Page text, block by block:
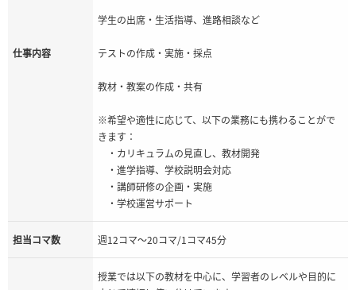
仕事内容
学生の出席・生活指導、進路相談など
テストの作成・実施・採点
教材・教案の作成・共有
※希望や適性に応じて、以下の業務にも携わることがで
きます：
・カリキュラムの見直し、教材開発
・進学指導、学校説明会対応
・講師研修の企画・実施
・学校運営サポート
担当コマ数 週12コマ～20コマ/1コマ45分
授業では以下の教材を中心に、学習者のレベルや目的に